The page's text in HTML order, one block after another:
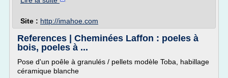
Site : http://imahoe.com
References | Cheminées Laffon : poeles à
bois, poeles à ...
Pose d'un poêle à granulés / pellets modèle Toba, habillage
céramique blanche